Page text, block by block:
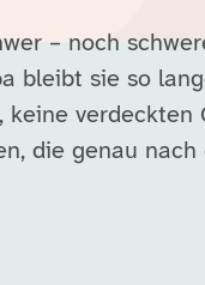
– noch
bleibt sie so
keine verdeckten
die genau